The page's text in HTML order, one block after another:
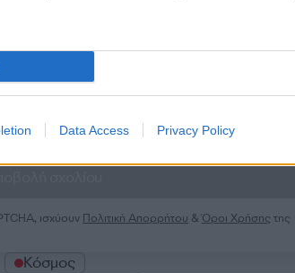
Data Access Privacy Policy
ισχύουν Πολιτική Απορρήτου &Όροι Χρήσης της
Κόσμος